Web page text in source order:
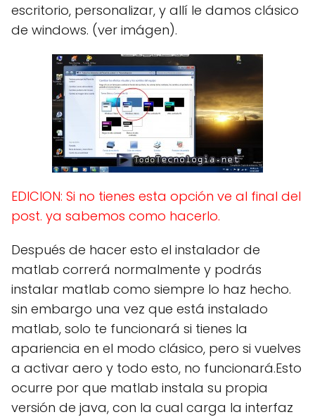
escritorio, personalizar, y allí le damos clásico
de windows. (ver imágen).
EDICION: Si no tienes esta opción ve al final del
post. ya sabemos como hacerlo.
Después de hacer esto el instalador de
matlab correrá normalmente y podrás
instalar matlab como siempre lo haz hecho.
sin embargo una vez que está instalado
matlab, solo te funcionará si tienes la
apariencia en el modo clásico, pero si vuelves
a activar aero y todo esto, no funcionará.Esto
ocurre por que matlab instala su propia
versión de java, con la cual carga la interfaz